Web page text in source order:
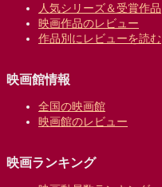
人気シリーズ＆受賞作品
映画作品のレビュー
作品別にレビューを読む
映画館情報
全国の映画館
映画館のレビュー
映画ランキング